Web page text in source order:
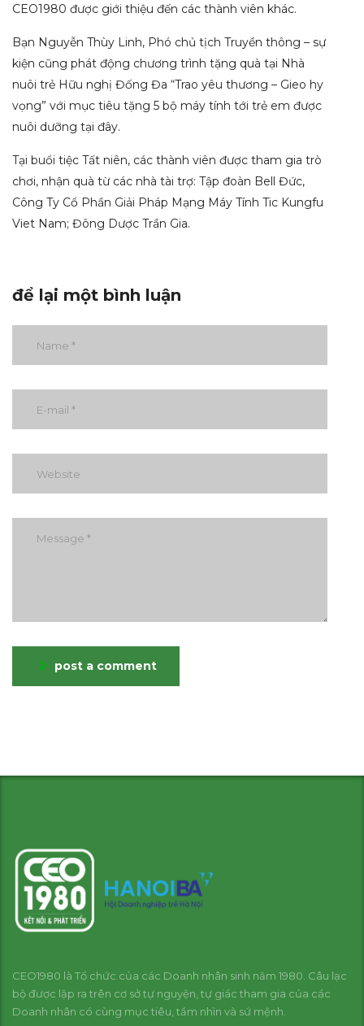
CEO1980 được giới thiệu đến các thành viên khác.
Bạn Nguyễn Thùy Linh, Phó chủ tịch Truyền thông – sự
kiện cũng phát động chương trình tặng quà tại Nhà
nuôi trẻ Hữu nghị Đống Đa “Trao yêu thương – Gieo hy
vọng” với mục tiêu tặng 5 bộ máy tính tới trẻ em được
nuôi dưỡng tại đây.
Tại buổi tiệc Tất niên, các thành viên được tham gia trò
chơi, nhận quà từ các nhà tài trợ: Tập đoàn Bell Đức,
Công Ty Cổ Phần Giải Pháp Mạng Máy Tính Tic Kungfu
Viet Nam; Đông Dược Trần Gia.
để lại một bình luận
post a comment
CEO1980 là Tổ chức của các Doanh nhân sinh năm 1980. Câu lạc
bộ được lập ra trên cơ sở tự nguyện, tự giác tham gia của các
Doanh nhân có cùng mục tiêu, tầm nhìn và sứ mệnh.